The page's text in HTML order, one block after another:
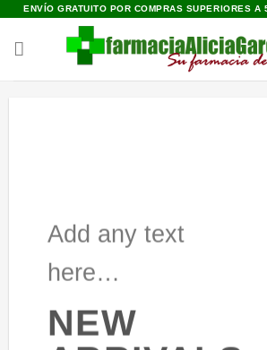
Saltar
contenido
ENVÍO GRATUITO POR COMPRAS SUPERIORES A
Add any text
here…
NEW